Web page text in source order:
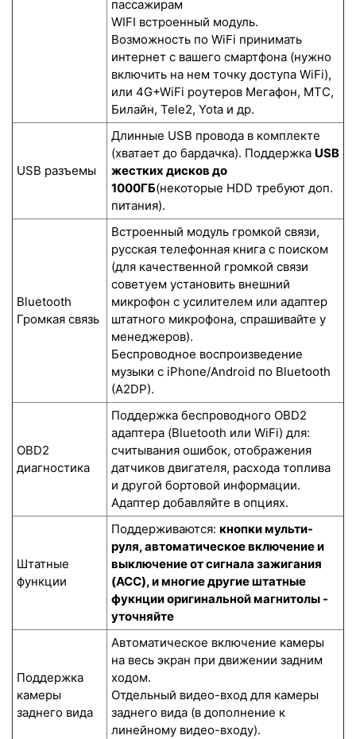
пассажирам
WIFI встроенный модуль.
Возможность по WiFi принимать
интернет с вашего смартфона (нужно
включить на нем точку доступа WiFi),
или 4G+WiFi роутеров Мегафон, МТС,
Билайн, Tele2, Yota и др.
USB разъемы
Длинные USB провода в комплекте
(хватает до бардачка). Поддержка USB
жестких дисков до
1000ГБ(некоторые HDD требуют доп.
питания).
Bluetooth
Громкая связь
Встроенный модуль громкой связи,
русская телефонная книга с поиском
(для качественной громкой связи
советуем установить внешний
микрофон с усилителем или адаптер
штатного микрофона, спрашивайте у
менеджеров).
Беспроводное воспроизведение
музыки с iPhone/Android по Bluetooth
(A2DP).
OBD2
диагностика
Поддержка беспроводного OBD2
адаптера (Bluetooth или WiFi) для:
считывания ошибок, отображения
датчиков двигателя, расхода топлива
и другой бортовой информации.
Адаптер добавляйте в опциях.
Штатные
функции
Поддерживаются: кнопки мульти-
руля, автоматическое включение и
выключение от сигнала зажигания
(ACC), и многие другие штатные
фукнции оригинальной магнитолы -
уточняйте
Поддержка
камеры
заднего вида
Автоматическое включение камеры
на весь экран при движении задним
ходом.
Отдельный видео-вход для камеры
заднего вида (в дополнение к
линейному видео-входу).